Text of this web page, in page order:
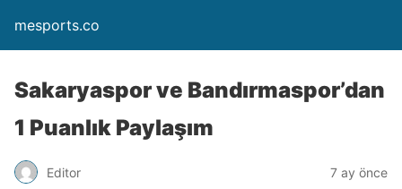
mesports.co
Sakaryaspor ve Bandırmaspor’dan
1 Puanlık Paylaşım
Editor 7 ay önce